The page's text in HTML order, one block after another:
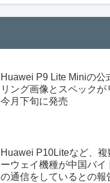
Huawei P9 Lite Miniの公
リング画像とスペックが
今月下旬に発売
Huawei P10Liteなど、複
ーウェイ機種が中国バイ
の通信をしているとの報